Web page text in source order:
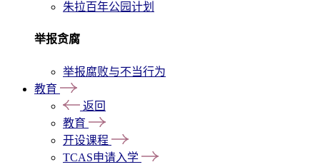
朱拉百年公园计划
举报贪腐
举报腐败与不当行为
教育
返回
教育
开设课程
TCAS申请入学